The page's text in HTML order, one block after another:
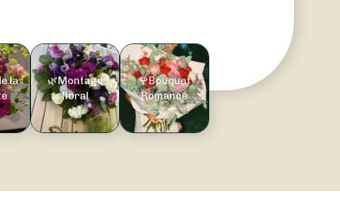
la
🌿Montage
floral
🌹Bouquet
Romance